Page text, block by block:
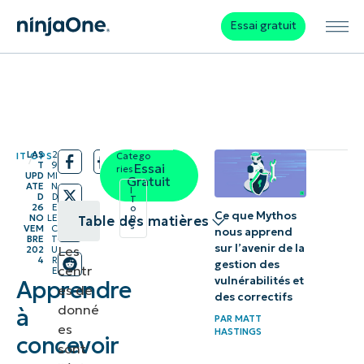
Essai gratuit
IT OPS
/
LAS
T
UPD
ATE
D
26
NO
VEM
BRE
202
4
/
2
9
MI
N
D
E
LE
C
T
U
R
E
Apprendre
à
concevoir
Table des matières
Évaluer
les
de votre
Les
centr
es de
donné
es
sont
Essai
Gratuit
Catego
ries:
I
T
o
p
s
Ce que Mythos
nous apprend
sur l’avenir de la
gestion des
vulnérabilités et
des correctifs
PAR MATT
HASTINGS